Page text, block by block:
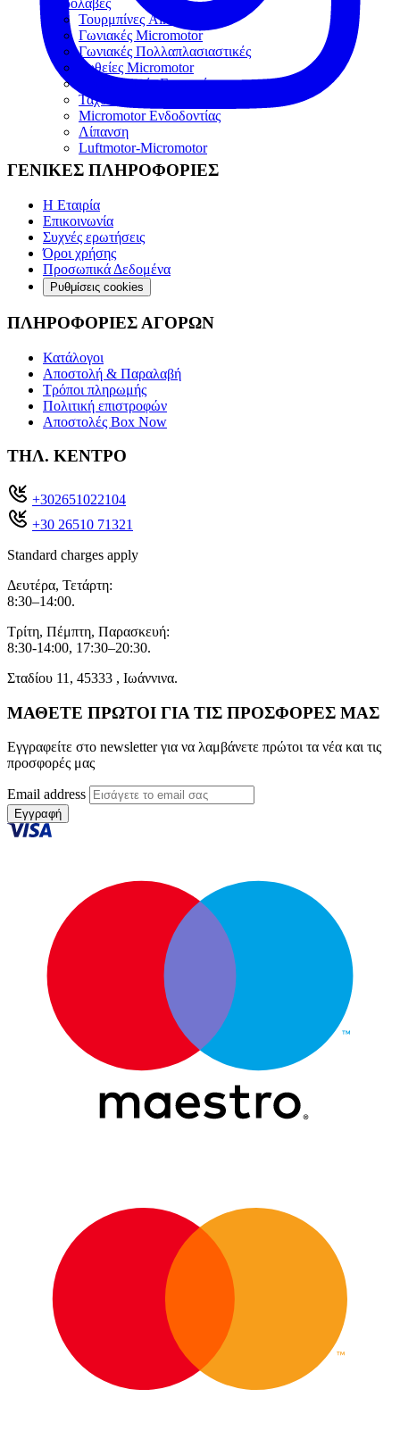
Χειρολαβές
Τουρμπίνες Airotor
Γωνιακές Micromotor
Γωνιακές Πολλαπλασιαστικές
Ευθείες Micromotor
Χειρουργικές Γωνιακές
Ταχυσύνδεσμοι
Micromotor Ενδοδοντίας
Λίπανση
Luftmotor-Micromotor
ΓΕΝΙΚΕΣ ΠΛΗΡΟΦΟΡΙΕΣ
Η Εταιρία
Επικοινωνία
Συχνές ερωτήσεις
Όροι χρήσης
Προσωπικά Δεδομένα
Ρυθμίσεις cookies
ΠΛΗΡΟΦΟΡΙΕΣ ΑΓΟΡΩΝ
Κατάλογοι
Αποστολή & Παραλαβή
Τρόποι πληρωμής
Πολιτική επιστροφών
Αποστολές Box Now
ΤΗΛ. ΚΕΝΤΡΟ
+302651022104
+30 26510 71321
Standard charges apply
Δευτέρα, Τετάρτη:
8:30–14:00.
Τρίτη, Πέμπτη, Παρασκευή:
8:30-14:00, 17:30–20:30.
Σταδίου 11, 45333 , Ιωάννινα.
ΜΑΘΕΤΕ ΠΡΩΤΟΙ ΓΙΑ ΤΙΣ ΠΡΟΣΦΟΡΕΣ ΜΑΣ
Εγγραφείτε στο newsletter για να λαμβάνετε πρώτοι τα νέα και τις
προσφορές μας
Email address
Εγγραφή